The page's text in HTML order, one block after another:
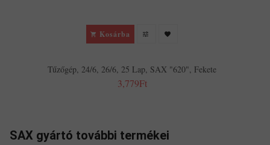
Kosárba
Tűzőgép, 24/6, 26/6, 25 Lap, SAX "620", Fekete
3,779Ft
SAX gyártó további termékei